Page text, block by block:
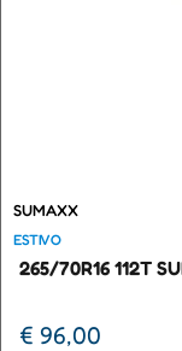
SUMAXX
ESTIVO
265/70R16 112T
€ 96,00